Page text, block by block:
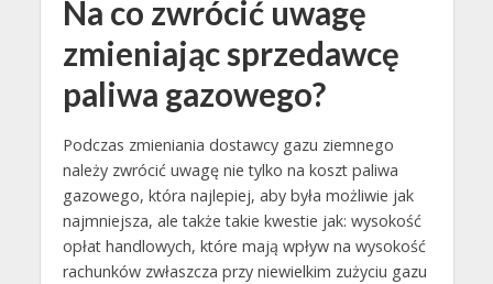
Na co zwrócić uwagę
zmieniając sprzedawcę
paliwa gazowego?
Podczas zmieniania dostawcy gazu ziemnego
należy zwrócić uwagę nie tylko na koszt paliwa
gazowego, która najlepiej, aby była możliwie jak
najmniejsza, ale także takie kwestie jak: wysokość
opłat handlowych, które mają wpływ na wysokość
rachunków zwłaszcza przy niewielkim zużyciu gazu